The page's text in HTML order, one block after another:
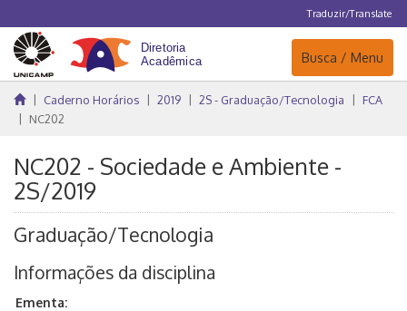
Traduzir/Translate
Navegação
Busca / Menu
Caderno Horários 2019 2S - Graduação/Tecnologia
FCA
NC202
NC202 - Sociedade e Ambiente -
2S/2019
Graduação/Tecnologia
Informações da disciplina
Ementa: